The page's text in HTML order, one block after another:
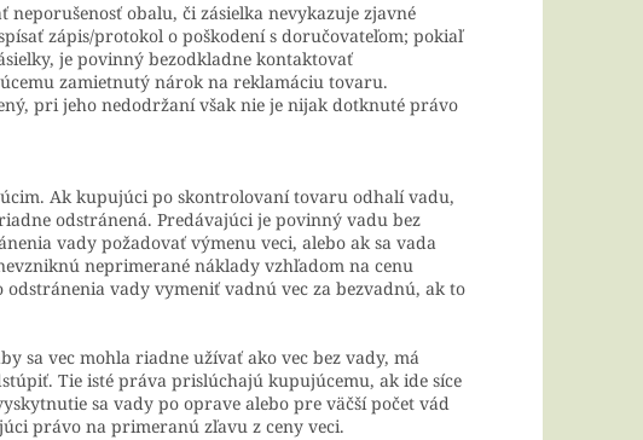
obalu, či zásielka nevykazuje zjavné
zápis/protokol o poškodení s doručovateľom; pokiaľ
je povinný bezodkladne kontaktovať
zamietnutý nárok na reklamáciu tovaru.
pri jeho nedodržaní však nie je nijak dotknuté právo
Ak kupujúci po skontrolovaní tovaru odhalí vadu,
odstránená. Predávajúci je povinný vadu bez
vady požadovať výmenu veci, alebo ak sa vada
neprimerané náklady vzhľadom na cenu
vady vymeniť vadnú vec za bezvadnú, ak to
sa vec mohla riadne užívať ako vec bez vady, má
Tie isté práva prislúchajú kupujúcemu, ak ide síce
sa vady po oprave alebo pre väčší počet vád
právo na primeranú zľavu z ceny veci.